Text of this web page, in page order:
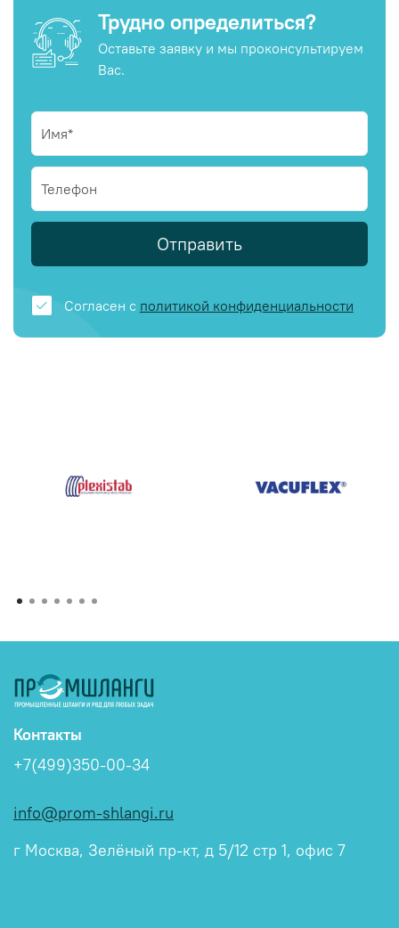
Трудно определиться?
Оставьте заявку и мы проконсультируем
Вас.
Отправить
Согласен с политикой конфиденциальности
Контакты
+7(499)350-00-34
info@prom-shlangi.ru
г Москва, Зелёный пр-кт, д 5/12 стр 1, офис 7